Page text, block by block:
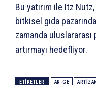
Bu yatırım ile Itz
bitkisel gıda
zamanda
artırmayı hedefliyor.
ETIKETLER AR-GE